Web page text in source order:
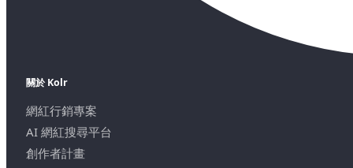
關於 Kolr
網紅行銷專案
AI 網紅搜尋平台
創作者計畫